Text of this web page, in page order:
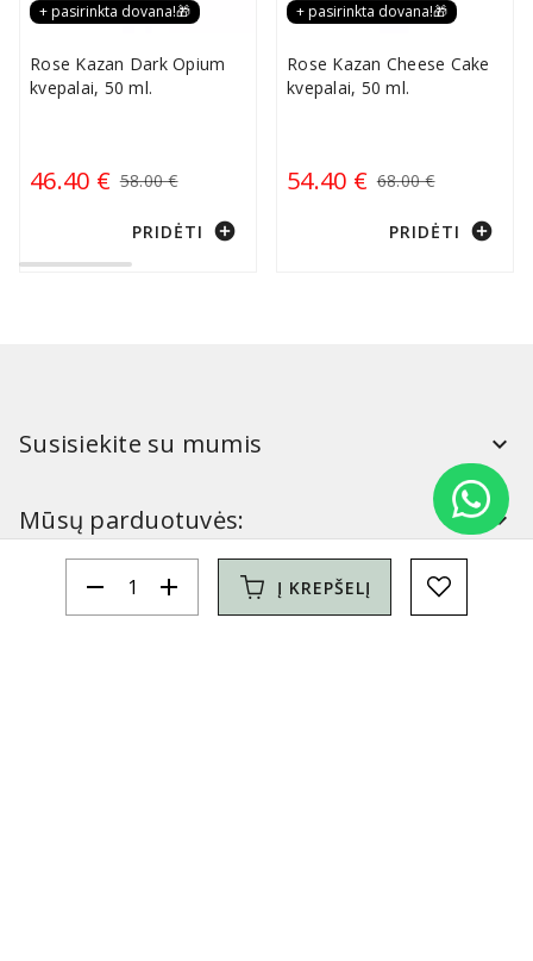
remove add Į KREPŠELĮ
+ pasirinkta dovana!🎁
Rose Kazan Dark Opium
kvepalai, 50 ml.
46.40 € 58.00 €
PRIDĖTI add_circle
+ pasirinkta dovana!🎁
Rose Kazan Cheese Cake
kvepalai, 50 ml.
54.40 € 68.00 €
PRIDĖTI add_circle
Susisiekite su mumis
Mūsų parduotuvės:
Simitri